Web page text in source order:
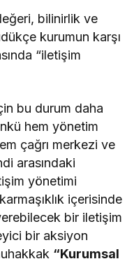
bilinirlik ve
kurumun karşı
“iletişim
bu durum daha
hem yönetim
çağrı merkezi ve
arasındaki
yönetimi
içerisinde
bir iletişim
bir aksiyon
“Kurumsal